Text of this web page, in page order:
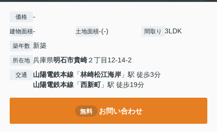
価格 -
建物面積- 土地面積-(-) 間取り 3LDK
築年数 新築
所在地 兵庫県明石市貴崎２丁目12-14-2
交通 山陽電鉄本線 「林崎松江海岸 」駅 徒歩3分
山陽電鉄本線 「西新町」駅 徒歩19分
無料 お問い合わせ